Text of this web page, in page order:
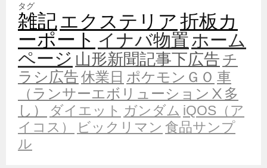
タグ
雑記エクステリア折板カ
ーポート イナバ物置ホーム
ページ 山形新聞記事下広告 チ
ラシ広告休業日 ポケモンＧＯ 車
（ランサーエボリューションⅩ多
し）
ダイエット ガンダム iQOS（ア
イコス）
ビックリマン 食品サンプ
ル